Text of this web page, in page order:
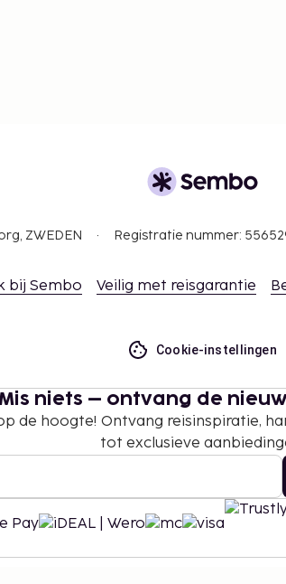
ZWEDEN Registratie nummer:
bij Sembo Veilig met reisgarantie
Cookie-instellingen
Mis niets – ontvang de
de hoogte! Ontvang reisinspiratie,
tot exclusieve